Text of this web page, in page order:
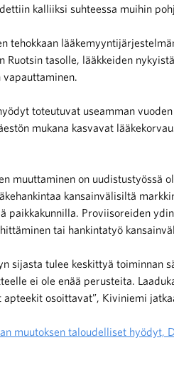
kalliiksi suhteessa muihin
tehokkaan
Ruotsin tasolle, lääkkeiden
toteutuvat useamman
mukana kasvavat
muuttaminen on uudistustyössä
kansainvälisiltä
paikkakunnilla. Proviisoreiden
tai hankintatyö
sijasta tulee keskittyä toiminnan
ei ole enää perusteita.
osoittavat”, Kiviniemi
muutoksen taloudelliset hyödyt,